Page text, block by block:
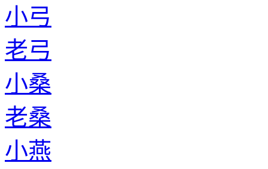
小弓
老弓
小桑
老桑
小燕